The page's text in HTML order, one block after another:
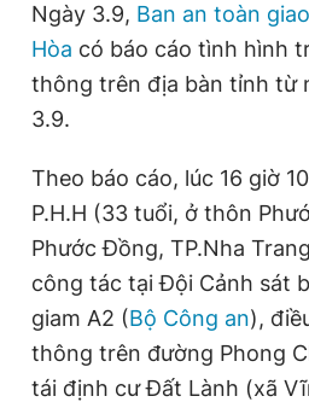
Tiện ích
Thông tin tòa soạn
Đọc Thanh Niên trên điện
Ngày 3.9, Ban an toàn
Hòa có báo cáo tình hình
thông trên địa bàn tỉnh từ
3.9.
Theo báo cáo, lúc 16 giờ
P.H.H (33 tuổi, ở thôn
Phước Đồng, TP.Nha
công tác tại Đội Cảnh sát
giam A2 (Bộ Công an),
thông trên đường Phong
tái định cư Đất Lành (xã